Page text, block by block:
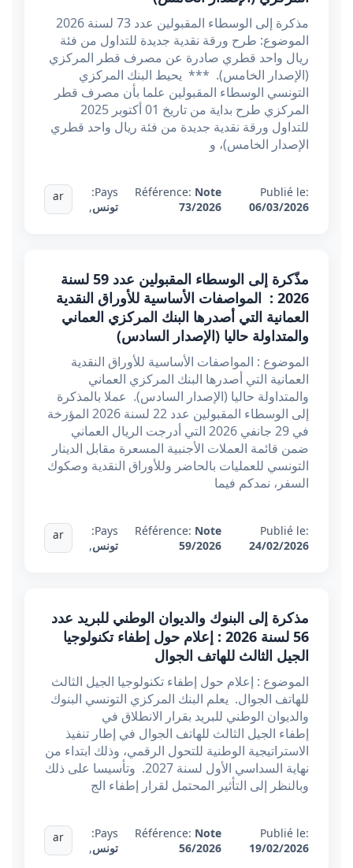
الموضوع: طرح ورقة نقدية جديدة للتداول من فئة
ريال واحد قطري صادرة عن مصرف قطر المركزي
(الإصدار الخامس). *** يحيط البنك المركزي
التونسي الوسطاء المقبولين علما بأن مصرف قطر
المركزي طرح بداية من تاريخ 01 أكتوبر 2025
للتداول ورقة نقدية جديدة من فئة ريال واحد قطري
الإصدار الخامس)، و
Publié le:
06/03/2026
Référence: Note
73/2026
Pays:
تونس,
ar
مذّكرة إلى الوسطاء المقبولين عدد 59 لسنة
2026 : المواصفات الأساسية للأوراق النقدية
العمانية التي أصدرها البنك المركزي العماني
والمتداولة حاليا (الإصدار السادس)
الموضوع : المواصفات الأساسية للأوراق النقدية
العمانية التي أصدرها البنك المركزي العماني
والمتداولة حاليا (الإصدار السادس). عملا بالمذكرة
إلى الوسطاء المقبولين عدد 22 لسنة 2026 المؤرخة
في 29 جانفي 2026 التي أدرجت الريال العماني
ضمن قائمة العملات الأجنبية المسعرة مقابل الدينار
التونسي للعمليات بالحاضر وللأوراق النقدية وصكوك
السفر، نمدكم فيما
Publié le:
24/02/2026
Référence: Note
59/2026
Pays:
تونس,
ar
مذكرة إلى البنوك والديوان الوطني للبريد عدد
56 لسنة 2026 : إعلام حول إطفاء تكنولوجيا
الجيل الثالث للهاتف الجوال
الموضوع : إعلام حول إطفاء تكنولوجيا الجيل الثالث
للهاتف الجوال. يعلم البنك المركزي التونسي البنوك
والديوان الوطني للبريد بقرار الانطلاق في
إطفاء الجيل الثالث للهاتف الجوال في إطار تنفيذ
الاستراتيجية الوطنية للتحول الرقمي، وذلك ابتداء من
نهاية السداسي الأول لسنة 2027. وتأسيسا على ذلك
وبالنظر إلى التأثير المحتمل لقرار إطفاء الج
Publié le:
19/02/2026
Référence: Note
56/2026
Pays:
تونس,
ar